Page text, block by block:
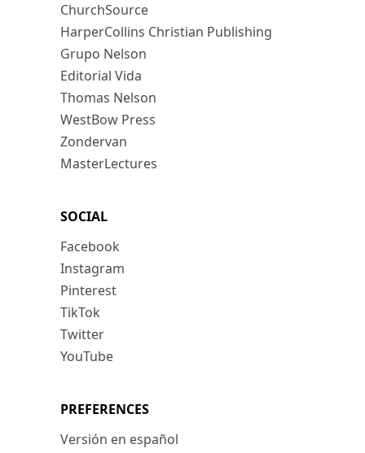
ChurchSource
HarperCollins Christian Publishing
Grupo Nelson
Editorial Vida
Thomas Nelson
WestBow Press
Zondervan
MasterLectures
SOCIAL
Facebook
Instagram
Pinterest
TikTok
Twitter
YouTube
PREFERENCES
Versión en español